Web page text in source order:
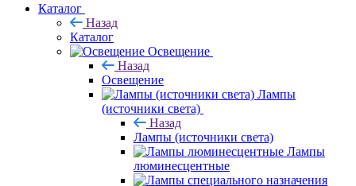
Каталог
Назад
Каталог
Освещение
Назад
Освещение
Лампы
(источники света)
Назад
Лампы (источники света)
Лампы
люминесцентные